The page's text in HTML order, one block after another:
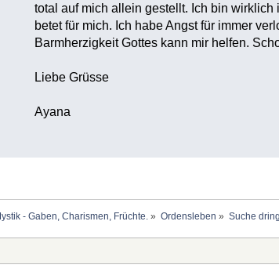
total auf mich allein gestellt. Ich bin
betet für mich. Ich habe Angst für immer
Barmherzigkeit Gottes kann mir helfen.
Liebe Grüsse
Ayana
- Gaben, Charismen, Früchte.» Ordensleben » Suche